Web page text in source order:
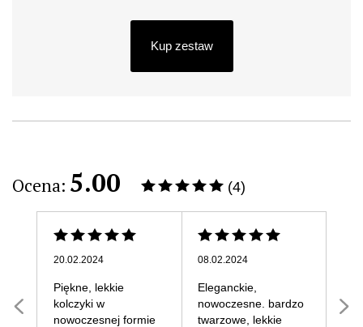
Kup zestaw
Ocena: 5.00 (4)
20.02.2024
Piękne, lekkie
kolczyki w
nowoczesnej formie
08.02.2024
Eleganckie,
nowoczesne. bardzo
twarzowe, lekkie